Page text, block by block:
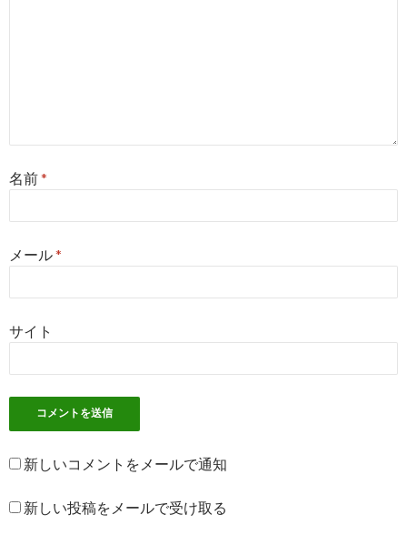
名前*
メール*
サイト
新しいコメントをメールで通知
新しい投稿をメールで受け取る